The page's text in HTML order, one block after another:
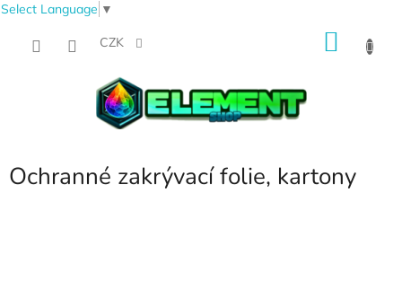
Select Language ▼
CZK
Ochranné zakrývací folie, kartony